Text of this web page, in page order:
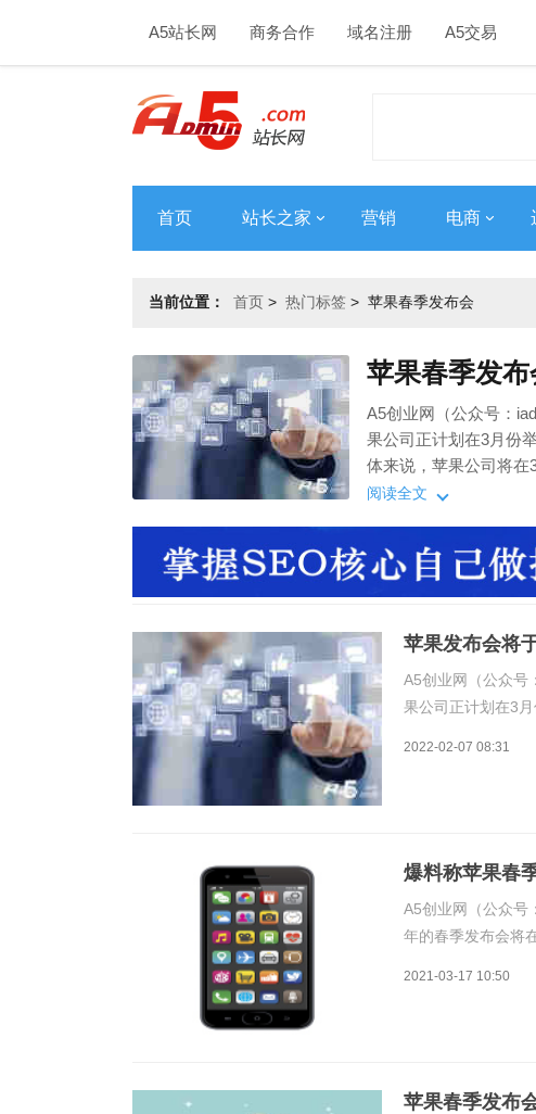
A5站长网 商务合作 域名注册 A5交易
首页 站长之家 营销 电商
当前位置： 首页 > 热门标签 > 苹果春季发布会
苹果春季发布
A5创业网（公众号：
果公司正计划在3月份
体来说，苹果公司将在
新款iPhoneSE3将类似
阅读全文
苹果发布会将
A5创业网（公众号
果公司正计划在3
体来说，苹果公
2022-02-07 08:31
爆料称苹果春
A5创业网（公众号
年的春季发布会将
iPadPro2021款、
AirPods3。最近
2021-03-17 10:50
苹果春季发布